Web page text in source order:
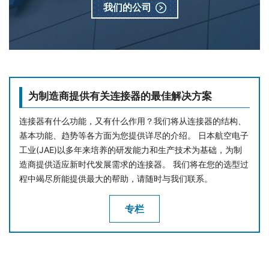
我们的公司
为制造商提供有关连接器的最佳解决方案
连接器有什么功能，又有什么作用？我们将从连接器的结构、
基本功能、趋势等各方面为您提供详尽的介绍。 日本航空电子
工业(JAE)以多年来培养的研发能力和生产技术为基础，为制
造商提供适应新时代发展需求的连接器。 我们将在您的选型过
程中竭尽所能提供最大的帮助，请随时与我们联系。
专栏